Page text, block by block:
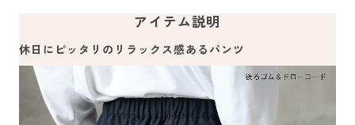
アイテム説明
休日にピッタリのリラックス感あるパンツ